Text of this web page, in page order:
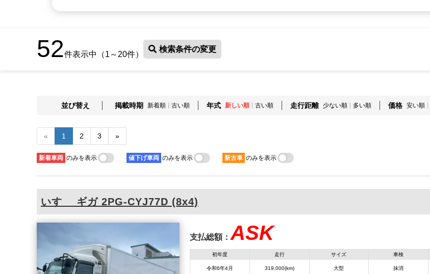
52件表示中（1～20件）
検索条件の変更
並び替え 掲載時期 新着順 古い順 年式 新しい順 古い順 走行距離 少ない順 多い順 価格 安い順
« 1 2 3 »
新着車両 のみを表示 値下げ車両 のみを表示 新古車 のみを表示
いすゞ ギガ 2PG-CYJ77D (8x4)
支払総額： ASK
初年度
令和6年4月
走行
319,000(km)
サイズ
大型
車検
抹消